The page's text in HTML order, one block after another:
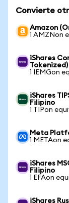
Convierte
Amazon
1 AMZNon
iShares
1 IEMGon
iShares
Filipino
1 TIPon
Meta
1 METAon
iShares
Filipino
1 EFAon
iShares